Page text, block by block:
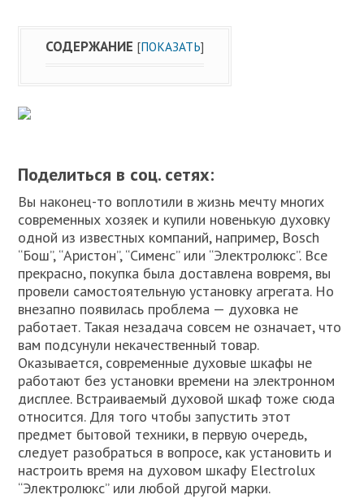
СОДЕРЖАНИЕ [ПОКАЗАТЬ]
Поделиться в соц. сетях:
Вы наконец-то воплотили в жизнь мечту многих
современных хозяек и купили новенькую духовку
одной из известных компаний, например, Bosch
“Бош”, “Аристон”, “Сименс” или “Электролюкс”. Все
прекрасно, покупка была доставлена вовремя, вы
провели самостоятельную установку агрегата. Но
внезапно появилась проблема — духовка не
работает. Такая незадача совсем не означает, что
вам подсунули некачественный товар.
Оказывается, современные духовые шкафы не
работают без установки времени на электронном
дисплее. Встраиваемый духовой шкаф тоже сюда
относится. Для того чтобы запустить этот
предмет бытовой техники, в первую очередь,
следует разобраться в вопросе, как установить и
настроить время на духовом шкафу Electrolux
“Электролюкс” или любой другой марки.